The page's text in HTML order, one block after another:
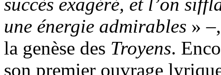
succès exagéré, et l’on
une énergie admirables »
la genèse des Troyens.
son premier ouvrage